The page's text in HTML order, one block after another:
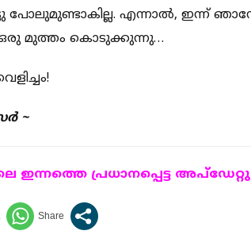
പോലുമുണ്ടാകില്ല. എന്നാല്‍, ഇന്ന്
ഒരു മുത്തം കൊടുക്കുന്നു…
~
ഇന്നത്തെ പ്രധാനപ്പെട്ട